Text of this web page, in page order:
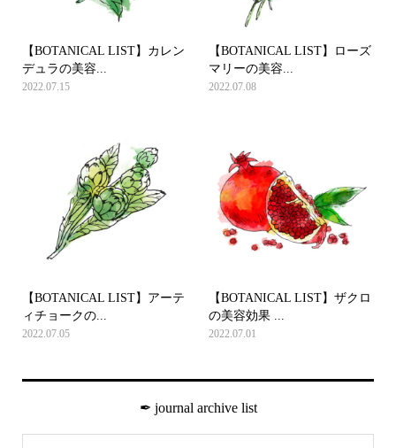
【BOTANICAL LIST】カレン
デュラの美容...
2022.07.15
【BOTANICAL LIST】ローズ
マリーの美容...
2022.07.08
【BOTANICAL LIST】アーテ
ィチョークの...
2022.07.05
【BOTANICAL LIST】ザクロ
の美容効果 ...
2022.07.01
✒︎ journal archive list